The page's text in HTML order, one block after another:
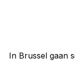
In Brussel gaan